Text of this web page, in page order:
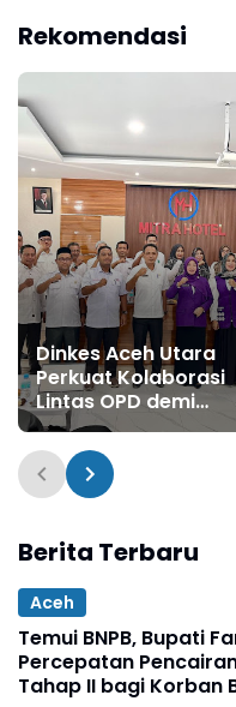
Rekomendasi
Dinkes Aceh Utara
Perkuat Kolaborasi
Lintas OPD demi
Transformasi
Berita Terbaru
Aceh
Temui BNPB, Bupati
Percepatan
Tahap II bagi Korban